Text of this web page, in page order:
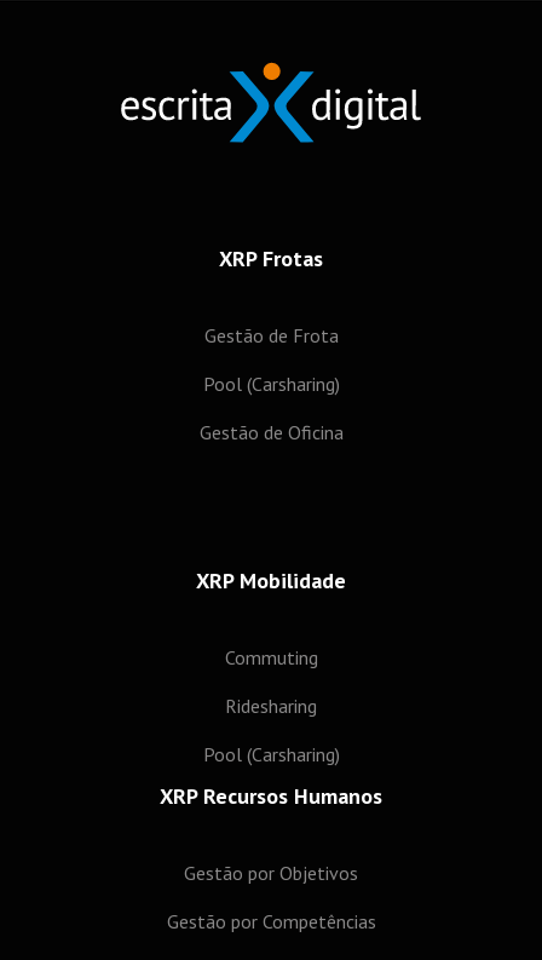
XRP Frotas
Gestão de Frota
Pool (Carsharing)
Gestão de Oficina
XRP Mobilidade
Commuting
Ridesharing
Pool (Carsharing)
XRP Recursos Humanos
Gestão por Objetivos
Gestão por Competências